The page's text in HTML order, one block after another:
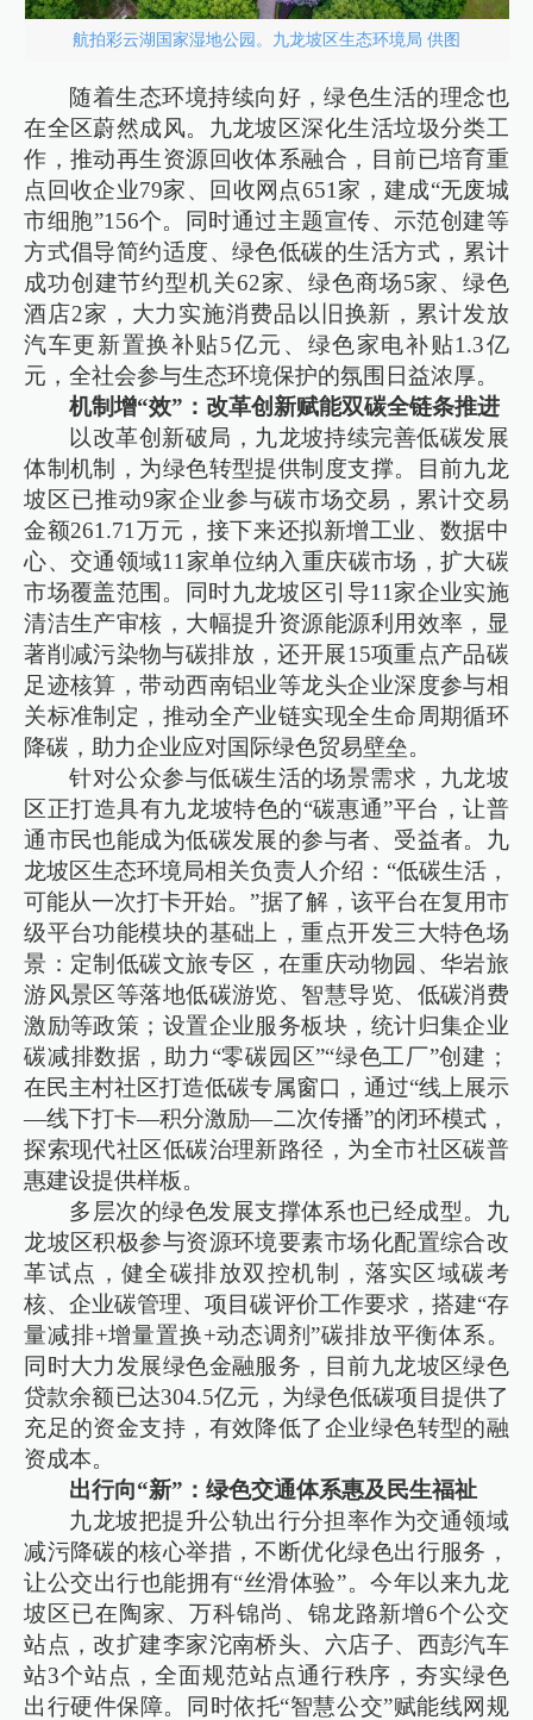
航拍彩云湖国家湿地公园。九龙坡区生态环境局 供图
随着生态环境持续向好，绿色生活的理念也
在全区蔚然成风。九龙坡区深化生活垃圾分类工
作，推动再生资源回收体系融合，目前已培育重
点回收企业79家、回收网点651家，建成“无废城
市细胞”156个。同时通过主题宣传、示范创建等
方式倡导简约适度、绿色低碳的生活方式，累计
成功创建节约型机关62家、绿色商场5家、绿色
酒店2家，大力实施消费品以旧换新，累计发放
汽车更新置换补贴5亿元、绿色家电补贴1.3亿
元，全社会参与生态环境保护的氛围日益浓厚。
机制增“效”：改革创新赋能双碳全链条推进
以改革创新破局，九龙坡持续完善低碳发展
体制机制，为绿色转型提供制度支撑。目前九龙
坡区已推动9家企业参与碳市场交易，累计交易
金额261.71万元，接下来还拟新增工业、数据中
心、交通领域11家单位纳入重庆碳市场，扩大碳
市场覆盖范围。同时九龙坡区引导11家企业实施
清洁生产审核，大幅提升资源能源利用效率，显
著削减污染物与碳排放，还开展15项重点产品碳
足迹核算，带动西南铝业等龙头企业深度参与相
关标准制定，推动全产业链实现全生命周期循环
降碳，助力企业应对国际绿色贸易壁垒。
针对公众参与低碳生活的场景需求，九龙坡
区正打造具有九龙坡特色的“碳惠通”平台，让普
通市民也能成为低碳发展的参与者、受益者。九
龙坡区生态环境局相关负责人介绍：“低碳生活，
可能从一次打卡开始。”据了解，该平台在复用市
级平台功能模块的基础上，重点开发三大特色场
景：定制低碳文旅专区，在重庆动物园、华岩旅
游风景区等落地低碳游览、智慧导览、低碳消费
激励等政策；设置企业服务板块，统计归集企业
碳减排数据，助力“零碳园区”“绿色工厂”创建；
在民主村社区打造低碳专属窗口，通过“线上展示
—线下打卡—积分激励—二次传播”的闭环模式，
探索现代社区低碳治理新路径，为全市社区碳普
惠建设提供样板。
多层次的绿色发展支撑体系也已经成型。九
龙坡区积极参与资源环境要素市场化配置综合改
革试点，健全碳排放双控机制，落实区域碳考
核、企业碳管理、项目碳评价工作要求，搭建“存
量减排+增量置换+动态调剂”碳排放平衡体系。
同时大力发展绿色金融服务，目前九龙坡区绿色
贷款余额已达304.5亿元，为绿色低碳项目提供了
充足的资金支持，有效降低了企业绿色转型的融
资成本。
出行向“新”：绿色交通体系惠及民生福祉
九龙坡把提升公轨出行分担率作为交通领域
减污降碳的核心举措，不断优化绿色出行服务，
让公交出行也能拥有“丝滑体验”。今年以来九龙
坡区已在陶家、万科锦尚、锦龙路新增6个公交
站点，改扩建李家沱南桥头、六店子、西彭汽车
站3个站点，全面规范站点通行秩序，夯实绿色
出行硬件保障。同时依托“智慧公交”赋能线网规